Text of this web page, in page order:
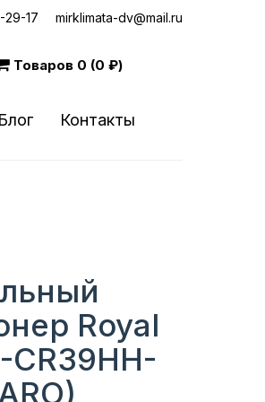
29-17 mirklimata-dv@mail.ru
Товаров 0 (0 ₽)
Блог Контакты
Royal
CR39HH-